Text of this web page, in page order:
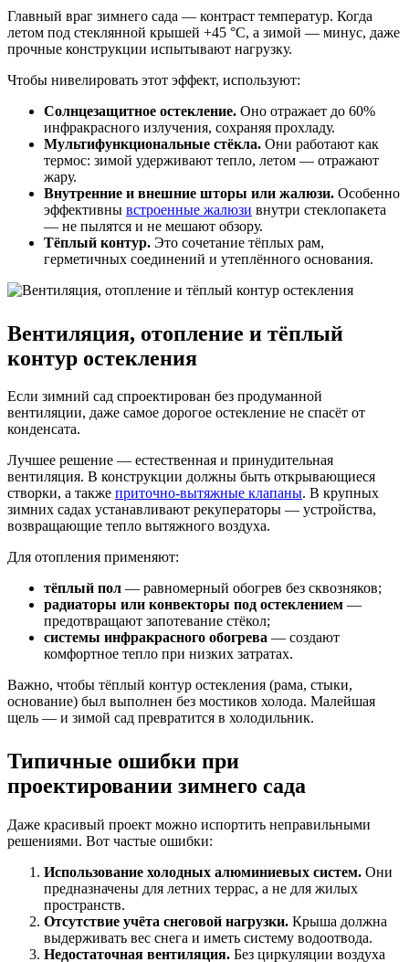
Главный враг зимнего сада — контраст температур. Когда
летом под стеклянной крышей +45 °C, а зимой — минус, даже
прочные конструкции испытывают нагрузку.
Чтобы нивелировать этот эффект, используют:
Солнцезащитное остекление. Оно отражает до 60%
инфракрасного излучения, сохраняя прохладу.
Мультифункциональные стёкла. Они работают как
термос: зимой удерживают тепло, летом — отражают
жару.
Внутренние и внешние шторы или жалюзи. Особенно
эффективны встроенные жалюзи внутри стеклопакета
— не пылятся и не мешают обзору.
Тёплый контур. Это сочетание тёплых рам,
герметичных соединений и утеплённого основания.
Вентиляция, отопление и тёплый
контур остекления
Если зимний сад спроектирован без продуманной
вентиляции, даже самое дорогое остекление не спасёт от
конденсата.
Лучшее решение — естественная и принудительная
вентиляция. В конструкции должны быть открывающиеся
створки, а также приточно-вытяжные клапаны. В крупных
зимних садах устанавливают рекуператоры — устройства,
возвращающие тепло вытяжного воздуха.
Для отопления применяют:
тёплый пол — равномерный обогрев без сквозняков;
радиаторы или конвекторы под остеклением —
предотвращают запотевание стёкол;
системы инфракрасного обогрева — создают
комфортное тепло при низких затратах.
Важно, чтобы тёплый контур остекления (рама, стыки,
основание) был выполнен без мостиков холода. Малейшая
щель — и зимой сад превратится в холодильник.
Типичные ошибки при
проектировании зимнего сада
Даже красивый проект можно испортить неправильными
решениями. Вот частые ошибки:
Использование холодных алюминиевых систем. Они
предназначены для летних террас, а не для жилых
пространств.
Отсутствие учёта снеговой нагрузки. Крыша должна
выдерживать вес снега и иметь систему водоотвода.
Недостаточная вентиляция. Без циркуляции воздуха